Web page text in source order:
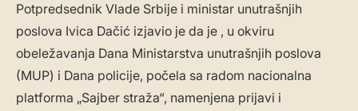
Potpredsednik Vlade Srbije i ministar unutrašnjih
poslova Ivica Dačić izjavio je da je , u okviru
obeležavanja Dana Ministarstva unutrašnjih poslova
(MUP) i Dana policije, počela sa radom nacionalna
platforma „Sajber straža“, namenjena prijavi i